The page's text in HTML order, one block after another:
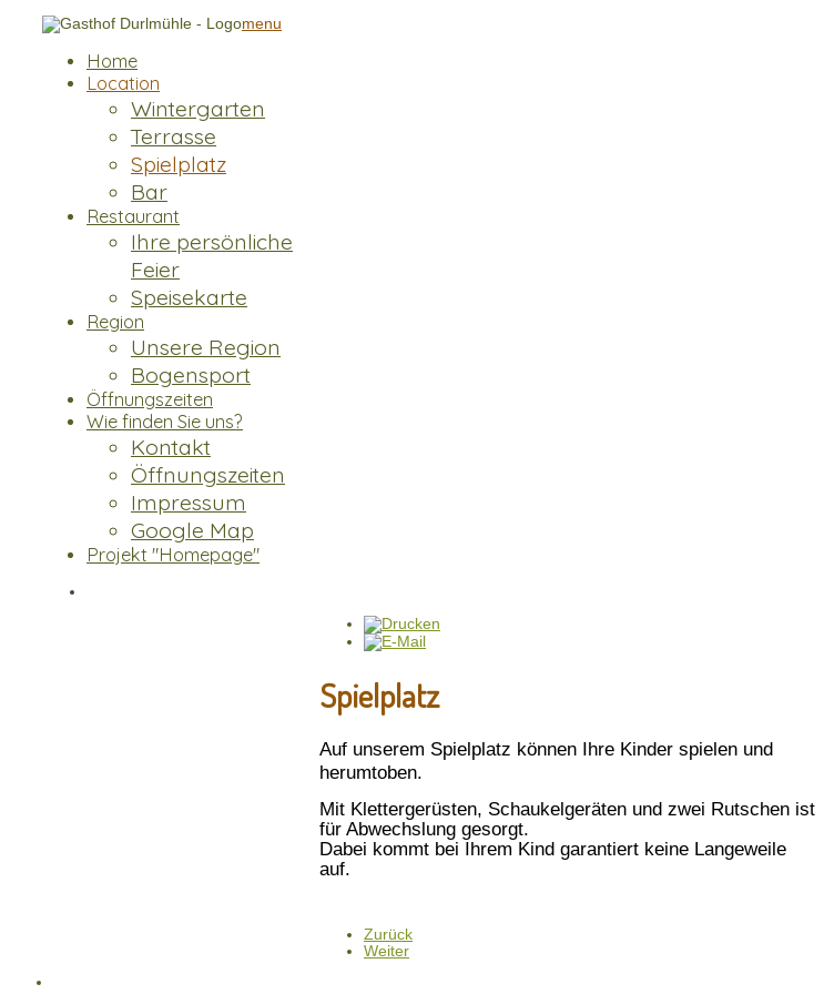
menu
Home
Location
Wintergarten
Terrasse
Spielplatz
Bar
Restaurant
Ihre persönliche
Feier
Speisekarte
Region
Unsere Region
Bogensport
Öffnungszeiten
Wie finden Sie uns?
Kontakt
Öffnungszeiten
Impressum
Google Map
Projekt "Homepage"
Spielplatz
Auf unserem Spielplatz können Ihre Kinder spielen und
herumtoben.
Mit Klettergerüsten, Schaukelgeräten und zwei Rutschen ist
für Abwechslung gesorgt.
Dabei kommt bei Ihrem Kind garantiert keine Langeweile
auf.
Zurück
Weiter